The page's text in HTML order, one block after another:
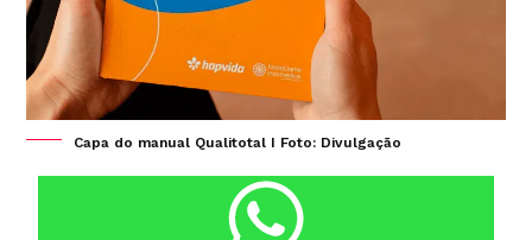
Capa do manual Qualitotal I Foto: Divulgação